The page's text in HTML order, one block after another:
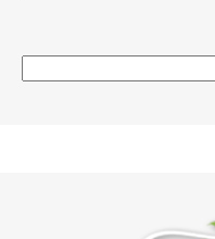
検
索: